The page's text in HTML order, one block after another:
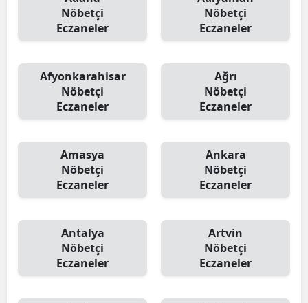
Nöbetçi
Eczaneler
Nöbetçi
Eczaneler
Afyonkarahisar
Nöbetçi
Eczaneler
Ağrı
Nöbetçi
Eczaneler
Amasya
Nöbetçi
Eczaneler
Ankara
Nöbetçi
Eczaneler
Antalya
Nöbetçi
Eczaneler
Artvin
Nöbetçi
Eczaneler